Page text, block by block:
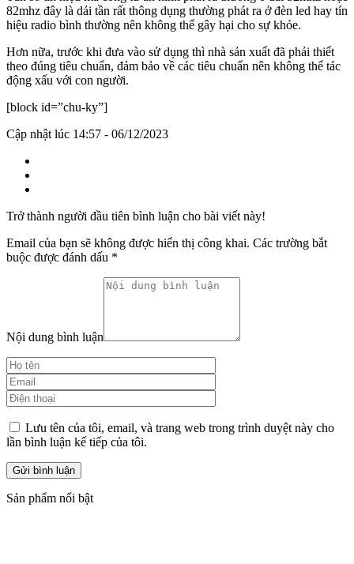
82mhz đây là dải tần rất thông dụng thường phát ra ở đèn led hay tín
hiệu radio bình thường nên không thể gây hại cho sự khỏe.
Hơn nữa, trước khi đưa vào sử dụng thì nhà sản xuất đã phải thiết
theo đúng tiêu chuẩn, đảm bảo về các tiêu chuẩn nên không thể tác
động xấu với con người.
[block id=”chu-ky”]
Cập nhật lúc 14:57 - 06/12/2023
Trở thành người đầu tiên bình luận cho bài viết này!
Email của bạn sẽ không được hiển thị công khai. Các trường bắt
buộc được đánh dấu *
Nội dung bình luận
Lưu tên của tôi, email, và trang web trong trình duyệt này cho
lần bình luận kế tiếp của tôi.
Sản phẩm nổi bật